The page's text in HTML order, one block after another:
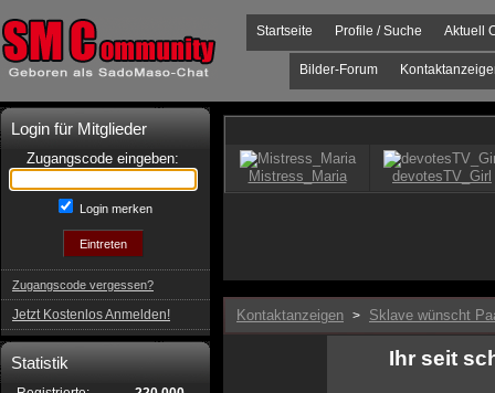
Aktuell
Profile / Suche
Startseite
Bilder-Forum
Login für Mitglieder
Zugangscode eingeben:
Login merken
Zugangscode vergessen?
Jetzt Kostenlos Anmelden!
Statistik
Kontaktanzeigen > Sklave wünscht
Ihr seit